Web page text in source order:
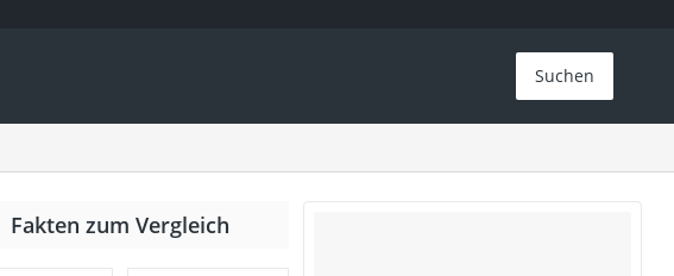
Suchen
Fakten zum Vergleich